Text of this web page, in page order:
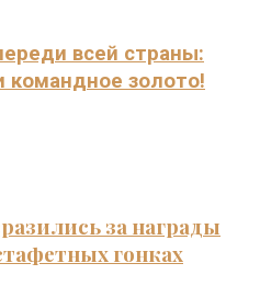
всей страны:
золото!
за награды
гонках